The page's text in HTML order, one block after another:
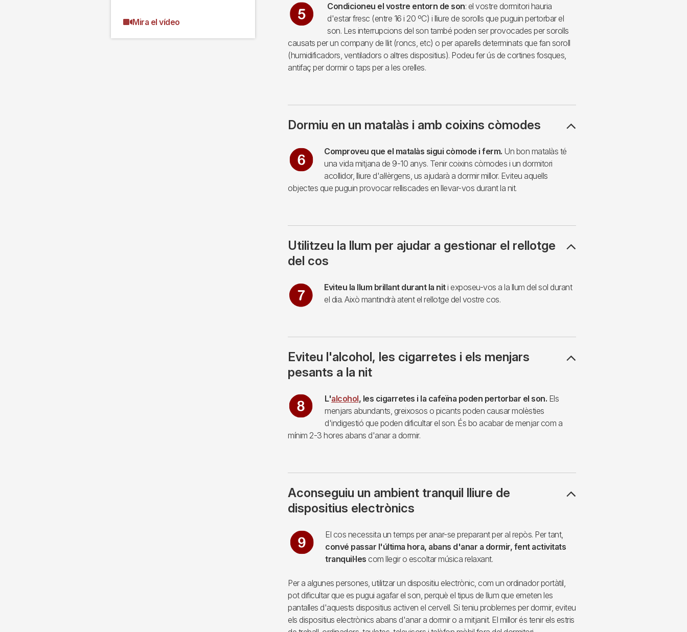
Mira el vídeo
Imagen Condicioneu el vostre entorn de son: el vostre dormitori hauria
d'estar fresc (entre 16 i 20 ºC) i lliure de sorolls que puguin pertorbar el
son. Les interrupcions del son també poden ser provocades per sorolls
causats per un company de llit (roncs, etc) o per aparells determinats que fan soroll
(humidificadors, ventiladors o altres dispositius). Podeu fer ús de cortines fosques,
antifaç per dormir o taps per a les orelles.
Dormiu en un matalàs i amb coixins còmodes
Imagen Comproveu que el matalàs sigui còmode i ferm. Un bon matalàs té
una vida mitjana de 9-10 anys. Tenir coixins còmodes i un dormitori
acollidor, lliure d'al·lèrgens, us ajudarà a dormir millor. Eviteu aquells
objectes que puguin provocar relliscades en llevar-vos durant la nit.
Utilitzeu la llum per ajudar a gestionar el rellotge
del cos
Imagen Eviteu la llum brillant durant la niti exposeu-vos a la llum del sol durant
el dia. Això mantindrà atent el rellotge del vostre cos.
Eviteu l'alcohol, les cigarretes i els menjars
pesants a la nit
Imagen L'alcohol, les cigarretes i la cafeïna poden pertorbar el son. Els
menjars abundants, greixosos o picants poden causar molèsties
d'indigestió que poden dificultar el son. És bo acabar de menjar com a
mínim 2-3 hores abans d'anar a dormir.
Aconseguiu un ambient tranquil lliure de
dispositius electrònics
Imagen
El cos necessita un temps per anar-se preparant per al repòs. Per tant,
convé passar l'última hora, abans d'anar a dormir, fent activitats
tranquil·les com llegir o escoltar música relaxant.
Per a algunes persones, utilitzar un dispositiu electrònic, com un ordinador portàtil,
pot dificultar que es pugui agafar el son, perquè el tipus de llum que emeten les
pantalles d'aquests dispositius activen el cervell. Si teniu problemes per dormir, eviteu
els dispositius electrònics abans d'anar a dormir o a mitjanit. El millor és tenir els estris